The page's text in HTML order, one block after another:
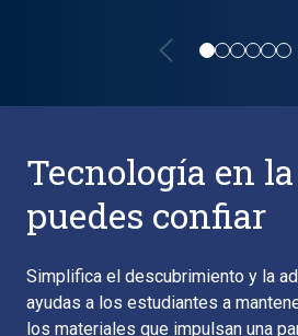
Tecnología en
puedes confiar
Simplifica el descubrimiento y la
ayudas a los estudiantes a
los materiales que impulsan una